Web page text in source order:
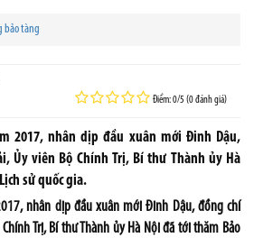
bảo tàng
Điểm: 0/5 (0 đánh giá)
2017, nhân dịp đầu xuân mới Đinh Dậu,
Ủy viên Bộ Chính Trị, Bí thư Thành ủy Hà
sử quốc gia.
nhân dịp đầu xuân mới Đinh Dậu, đồng chí
Trị, Bí thư Thành ủy Hà Nội đã tới thăm Bảo